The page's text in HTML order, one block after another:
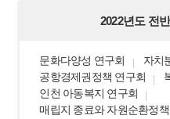
2022년도 전
문화다양성 연구회
자치
공항경제권정책 연구회
인천 아동복지 연구회
매립지 종료와 자원순환정